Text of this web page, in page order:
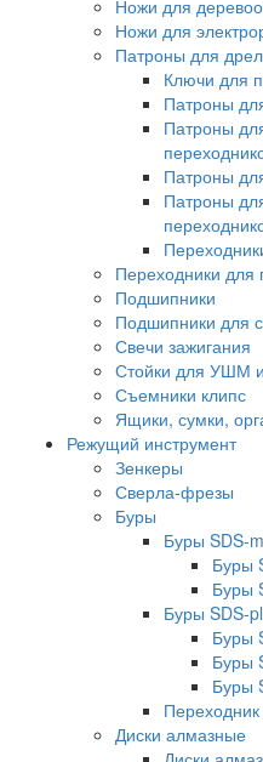
Ножи для
Ножи для
Патроны для
Ключи для
Патроны
Патроны
Патроны
Патроны
Переходники для
Подшипники
Подшипники для
Свечи зажигания
Стойки для УШМ
Съемники клипс
Ящики, сумки,
Режущий инструмент
Зенкеры
Сверла-фрезы
Буры
Буры SDS-
Буры
Буры
Буры SDS-
Буры
Буры
Буры
Диски алмазные